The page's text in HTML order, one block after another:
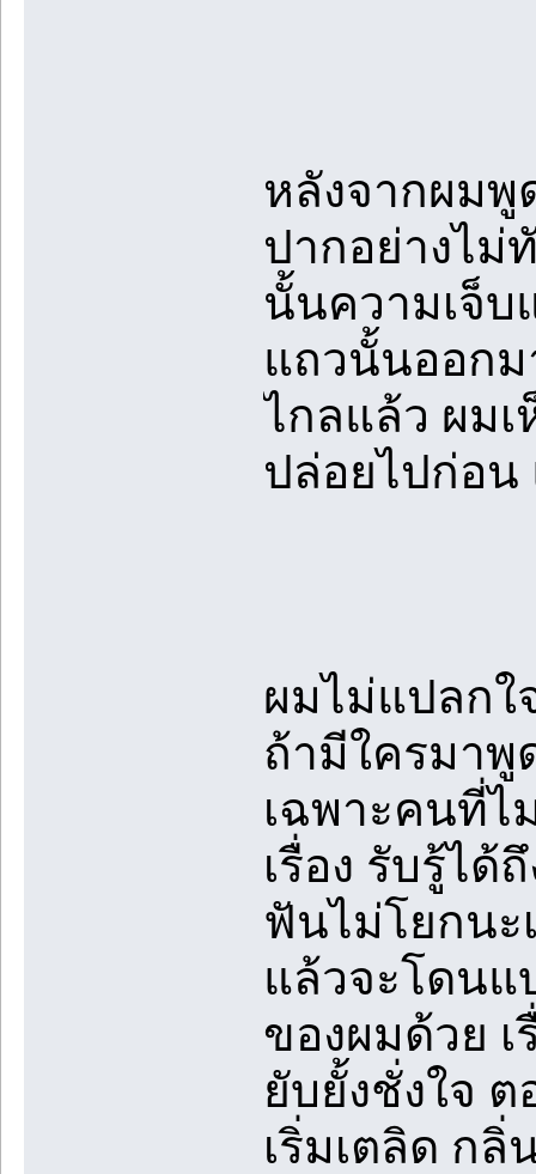
หลังจากผมพู
ปากอย่างไม่
นั้นความเจ็บ
แถวนั้นออก
ไกลแล้ว ผมเ
ปล่อยไปก่อน
ผมไม่แปลกใ
ถ้ามีใครมา
เฉพาะคนที่
เรื่อง รับรู้ไ
ฟันไม่โยกนะ
แล้วจะโดนแ
ของผมด้วย
ยับยั้งชั่งใจ
เริ่มเตลิด ก